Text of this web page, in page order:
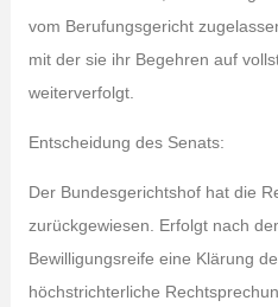
vom Berufungsgericht
mit der sie ihr Begehren auf
weiterverfolgt.
Entscheidung des Senats:
Der Bundesgerichtshof hat die
zurückgewiesen. Erfolgt nach
Bewilligungsreife eine Klärung
höchstrichterliche